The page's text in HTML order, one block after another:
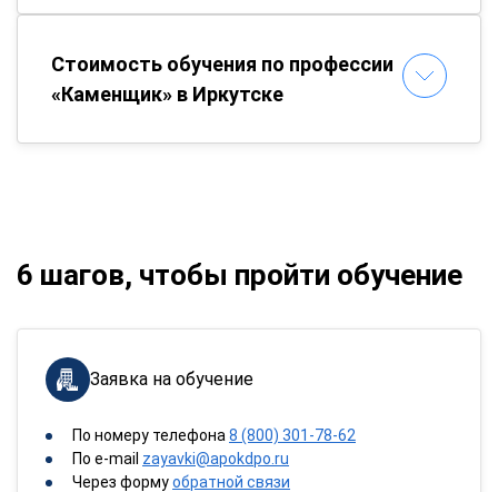
Стоимость обучения по профессии
«Каменщик» в Иркутске
6 шагов, чтобы пройти обучение
Заявка на обучение
По номеру телефона 8 (800) 301-78-62
По e-mail zayavki@apokdpo.ru
Через формуобратной связи